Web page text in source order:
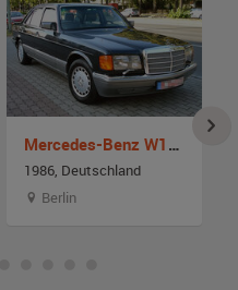
Mercedes-Benz W126 300 SE
1986, Deutschland
Berlin